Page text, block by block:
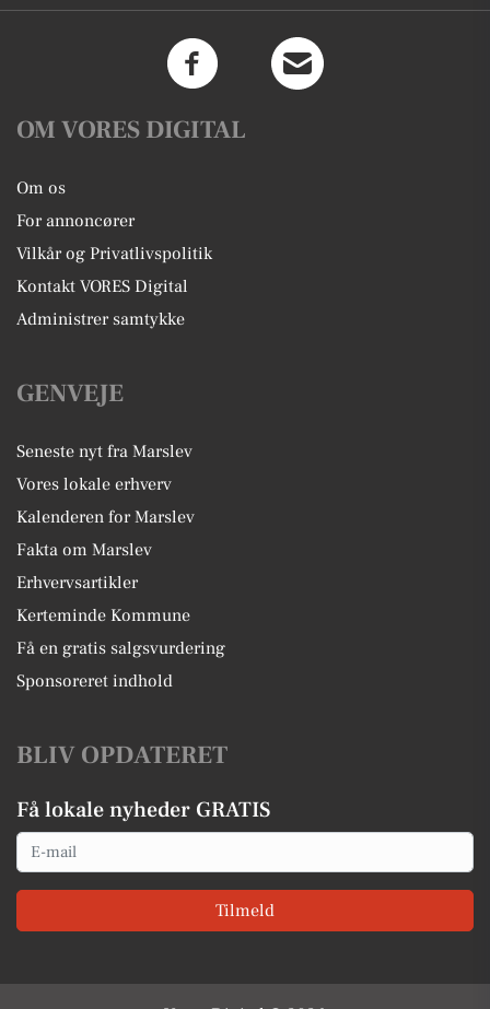
OM VORES DIGITAL
Om os
For annoncører
Vilkår og Privatlivspolitik
Kontakt VORES Digital
Administrer samtykke
GENVEJE
Seneste nyt fra Marslev
Vores lokale erhverv
Kalenderen for Marslev
Fakta om Marslev
Erhvervsartikler
Kerteminde Kommune
Få en gratis salgsvurdering
Sponsoreret indhold
BLIV OPDATERET
Få lokale nyheder GRATIS
Email
Tilmeld